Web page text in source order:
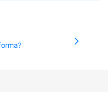
listas de
os Cadernos Star